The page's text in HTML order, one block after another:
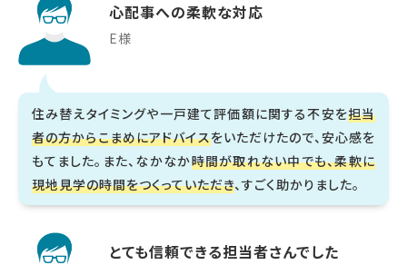
心配事への柔軟な対応
E様
住み替えタイミングや一戸建て評価額に関する不安を担当
者の方からこまめにアドバイスをいただけたので、安心感を
もてました。また、なかなか時間が取れない中でも、柔軟に
現地見学の時間をつくっていただき、すごく助かりました。
とても信頼できる担当者さんでした